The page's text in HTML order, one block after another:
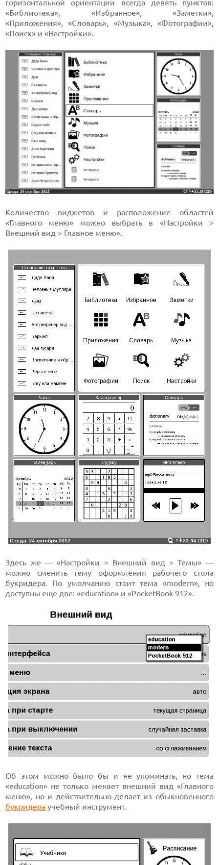
горизонтальной ориентации всегда девять пунктов:
«Библиотека», «Избранное», «Заметки»,
«Приложения», «Словарь», «Музыка», «Фотографии»,
«Поиск» и «Настройки».
Количество виджетов и расположение областей
«Главного меню» можно выбрать в «Настройки >
Внешний вид > Главное меню».
Здесь же — «Настройки > Внешний вид > Темы» —
можно сменить тему оформления рабочего стола
букридера. По умолчанию стоит тема «modern», но
доступны еще две: «education» и «PocketBook 912».
Об этом можно было бы и не упоминать, но тема
«education» не только меняет внешний вид «Главного
меню», но и действительно делает из обыкновенного
букридера учебный инструмент.